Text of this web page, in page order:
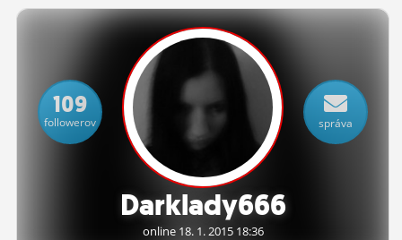
PRIHLÁS SA
ČINŽIAK
FÓRUM
STATUSY
OBRÁZKYDarklady666
online 18. 1.2015 18:36
109
followerov správa